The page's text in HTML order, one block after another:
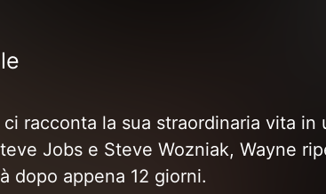
racconta la sua straordinaria vita in
Jobs e Steve Wozniak, Wayne
dopo appena 12 giorni.